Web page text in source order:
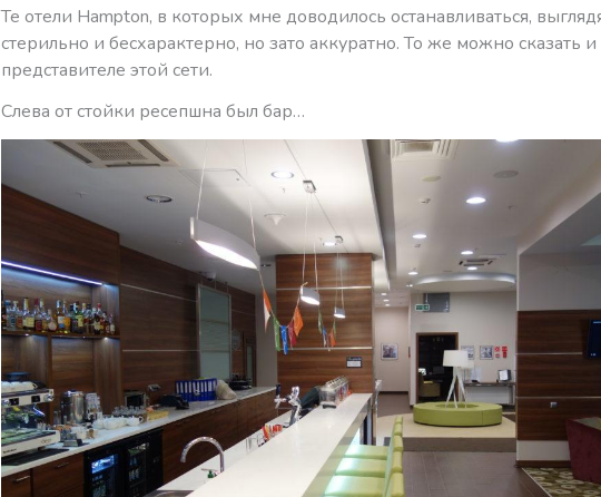
Те отели Hampton, в которых мне доводилось останавливаться,
стерильно и бесхарактерно, но зато аккуратно. То же можно сказать
представителе этой сети.
Слева от стойки ресепшна был бар…